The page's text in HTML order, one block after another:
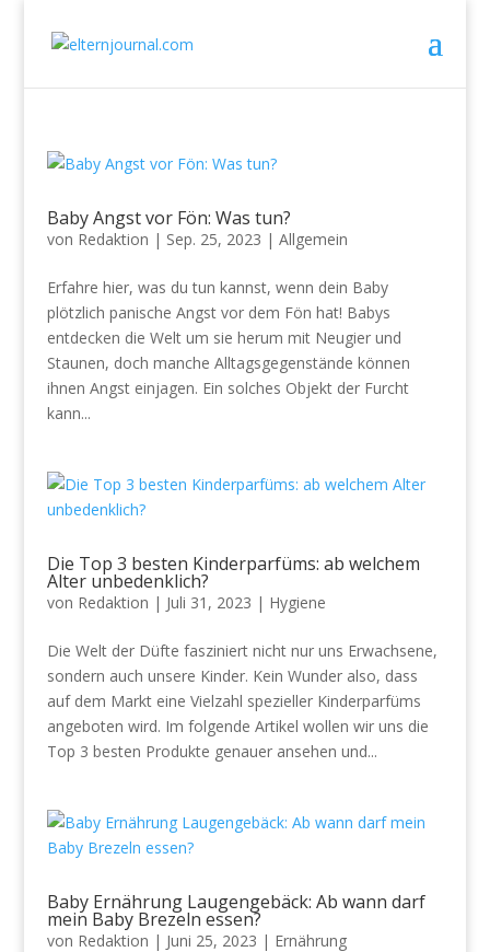
Baby Angst vor Fön: Was tun?
von Redaktion | Sep. 25, 2023 | Allgemein
Erfahre hier, was du tun kannst, wenn dein Baby
plötzlich panische Angst vor dem Fön hat! Babys
entdecken die Welt um sie herum mit Neugier und
Staunen, doch manche Alltagsgegenstände können
ihnen Angst einjagen. Ein solches Objekt der Furcht
kann...
Die Top 3 besten Kinderparfüms: ab welchem
Alter unbedenklich?
von Redaktion | Juli 31, 2023 | Hygiene
Die Welt der Düfte fasziniert nicht nur uns Erwachsene,
sondern auch unsere Kinder. Kein Wunder also, dass
auf dem Markt eine Vielzahl spezieller Kinderparfüms
angeboten wird. Im folgende Artikel wollen wir uns die
Top 3 besten Produkte genauer ansehen und...
Baby Ernährung Laugengebäck: Ab wann darf
mein Baby Brezeln essen?
von Redaktion | Juni 25, 2023 | Ernährung